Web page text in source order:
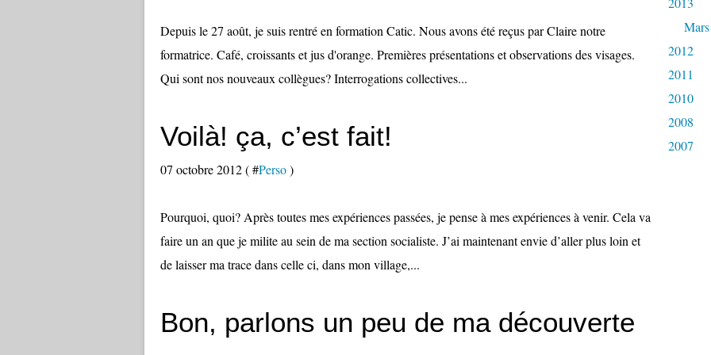
Depuis le 27 août, je suis rentré en formation Catic. Nous avons été reçus par Claire notre
formatrice. Café, croissants et jus d'orange. Premières présentations et observations des visages.
Qui sont nos nouveaux collègues? Interrogations collectives...
Voilà! ça, c’est fait!
07 octobre 2012 ( #Perso)
Pourquoi, quoi? Après toutes mes expériences passées, je pense à mes expériences à venir. Cela va
faire un an que je milite au sein de ma section socialiste. J’ai maintenant envie d’aller plus loin et
de laisser ma trace dans celle ci, dans mon village,...
Bon, parlons un peu de ma découverte
Mars
2012
2011
2010
2008
2007